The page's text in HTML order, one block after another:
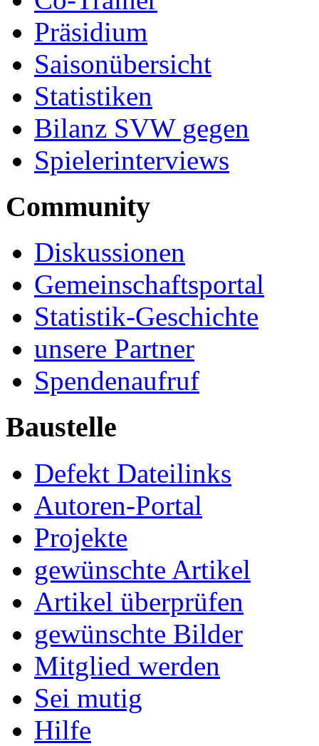
Präsidium
Saisonübersicht
Statistiken
Bilanz SVW gegen
Spielerinterviews
Community
Diskussionen
Gemeinschaftsportal
Statistik-Geschichte
unsere Partner
Spendenaufruf
Baustelle
Defekt Dateilinks
Autoren-Portal
Projekte
gewünschte Artikel
Artikel überprüfen
gewünschte Bilder
Mitglied werden
Sei mutig
Hilfe